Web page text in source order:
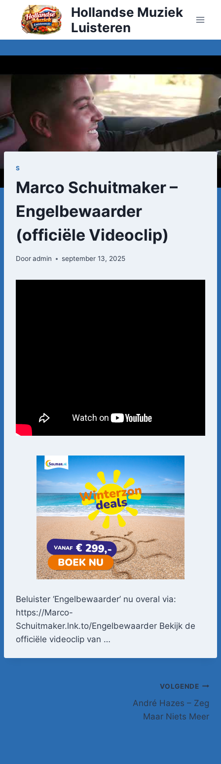
Doorgaan
inhoud
Hollandse Muziek
Luisteren
S
Marco Schuitmaker –
Engelbewaarder
(officiële Videoclip)
Dooradmin september 13, 2025
Beluister ‘Engelbewaarder’ nu overal via:
https://Marco-
Schuitmaker.lnk.to/Engelbewaarder Bekijk de
officiële videoclip van …
VOLGENDE
André Hazes – Zeg
Maar Niets Meer